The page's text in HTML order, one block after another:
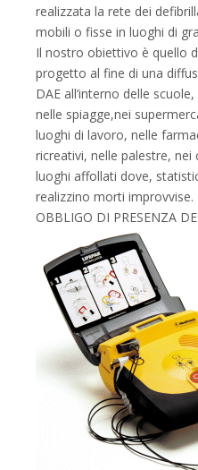
realizzata la rete dei
mobili o fisse in luoghi di
Il nostro obiettivo è quello
progetto al fine di una
DAE all’interno delle
nelle spiagge,nei
luoghi di lavoro, nelle
ricreativi, nelle palestre,
luoghi affollati dove,
realizzino morti improvvise.
OBBLIGO DI PRESENZA